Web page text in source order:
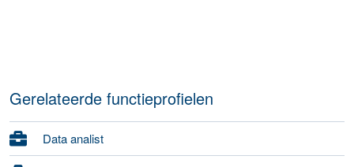
Gerelateerde functieprofielen
Data analist